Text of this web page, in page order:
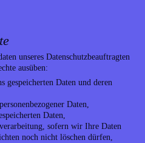
unseres Datenschutzbeauftragten
ausüben:
gespeicherten Daten und deren
Daten,
Daten,
sofern wir Ihre Daten
noch nicht löschen dürfen,